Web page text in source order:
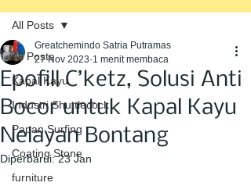
All Posts
Kapal Kayu
Industri Shuttlecock
Papan Surfing
Coating Stone
furniture
All Posts
Epofill C’ketz, Solusi Anti
Bocor untuk Kapal Kayu
Nelayan Bontang
Greatchemindo Satria Putramas
27 Nov 2023 1 menit membaca
Diperbarui:23 Jan